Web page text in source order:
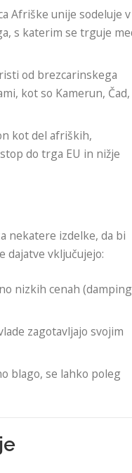
Afriške unije sodeluje v
s katerim se trguje
od brezcarinskega
kot so Kamerun, Čad,
kot del afriških,
do trga EU in nižje
nekatere izdelke, da bi
dajatve vključujejo:
nizkih cenah
zagotavljajo svojim
blago, se lahko poleg